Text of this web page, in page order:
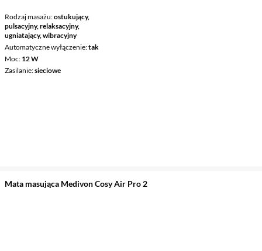
Rodzaj masażu ostukujący,
pulsacyjny, relaksacyjny,
ugniatający, wibracyjny
Automatyczne wyłączenie tak
Moc 12 W
Zasilanie sieciowe
Mata masująca Medivon Cosy Air Pro 2